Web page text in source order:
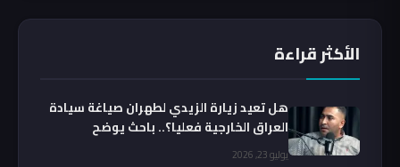
الأكثر قراءة
هل تعيد زيارة الزيدي لطهران صياغة سيادة
العراق الخارجية فعليا؟.. باحث يوضح
يوليو 23, 2026